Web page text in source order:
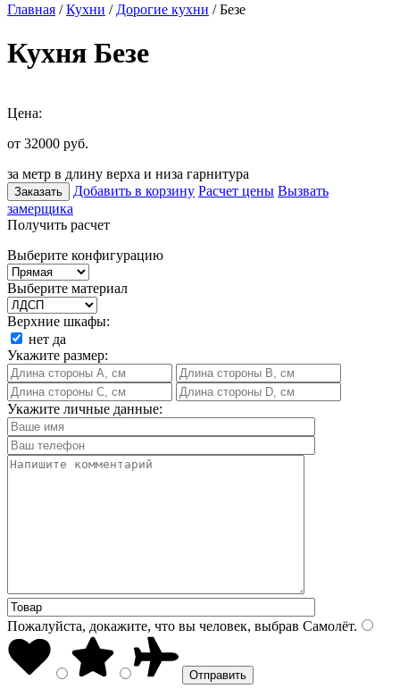
Главная /Кухни / Дорогие кухни / Безе
Кухня Безе
Цена:
от 32000 руб.
за метр в длину верха и низа гарнитура
Заказать Добавить в корзину Расчет цены Вызвать
замерщика
Получить расчет
Выберите конфигурацию
Выберите материал
Верхние шкафы:
нет да
Укажите размер:
Укажите личные данные:
Пожалуйста, докажите, что вы человек, выбрав Самолёт.